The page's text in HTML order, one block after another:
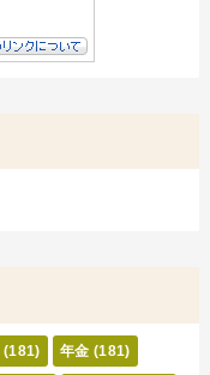
(181) 年金 (181)